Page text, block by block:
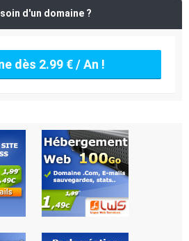
d'un domaine ?
dès 2.99 € / An !